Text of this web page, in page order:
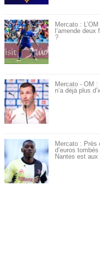
Mercato :
l’amende
?
Mercato - OM :
n’a déjà plus
Mercato : Près
d’euros
Nantes est aux